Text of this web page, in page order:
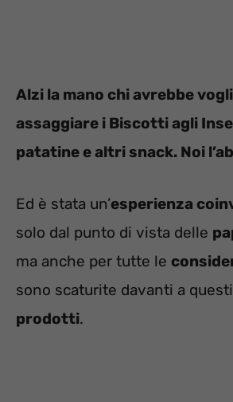
Alzi la mano chi avrebbe
assaggiare i Biscotti agli
patatine e altri snack. Noi
Ed è stata un’esperienza
solo dal punto di vista delle
ma anche per tutte le
sono scaturite davanti a questi
prodotti.